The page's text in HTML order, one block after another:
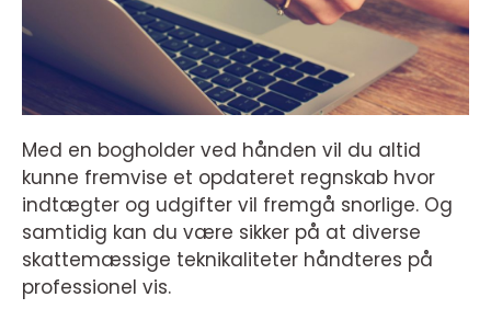
Med en bogholder ved hånden vil du altid
kunne fremvise et opdateret regnskab hvor
indtægter og udgifter vil fremgå snorlige. Og
samtidig kan du være sikker på at diverse
skattemæssige teknikaliteter håndteres på
professionel vis.